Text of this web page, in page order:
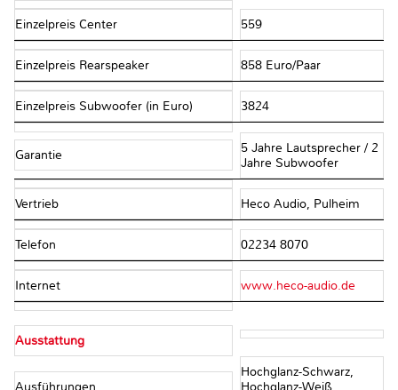
Einzelpreis Center 559
Einzelpreis Rearspeaker 858 Euro/Paar
Einzelpreis Subwoofer (in Euro) 3824
Garantie
5 Jahre Lautsprecher / 2
Jahre Subwoofer
Vertrieb Heco Audio, Pulheim
Telefon 02234 8070
Internet www.heco-audio.de
Ausstattung
Hochglanz-Schwarz,